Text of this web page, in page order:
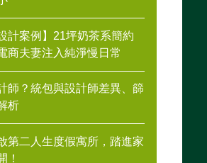
計案例】21坪奶茶系簡約
商夫妻注入純淨慢日常
師？統包與設計師差異、篩
析
第二人生度假寓所，踏進家
！